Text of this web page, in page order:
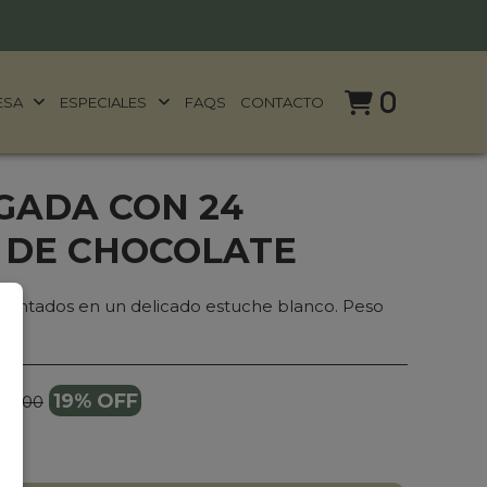
ESPECIALES FAQS CONTACTO 0
CON 24
CHOCOLATE
en un delicado estuche blanco. Peso
19% OFF